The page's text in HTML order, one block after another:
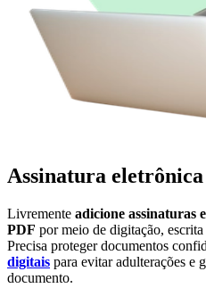
Assinatura
Livremente adicione assinaturas
PDF por meio de digitação,
Precisa proteger documentos
digitais para evitar adulterações e
documento.